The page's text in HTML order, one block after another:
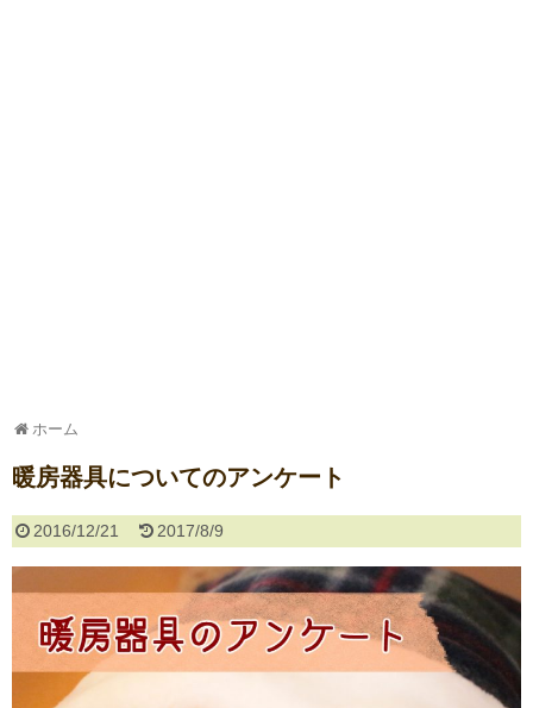
ホーム
暖房器具についてのアンケート
2016/12/21 2017/8/9